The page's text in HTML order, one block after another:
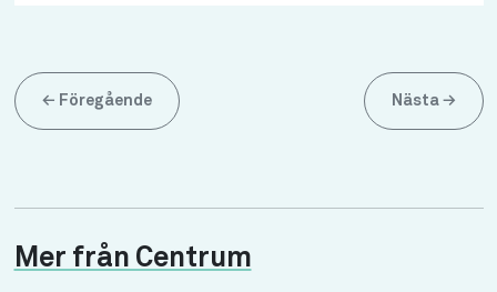
← Föregående Nästa →
Mer från Centrum